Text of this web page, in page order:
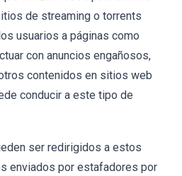
de streaming o torrents
usuarios a páginas como
con anuncios engañosos,
contenidos en sitios web
conducir a este tipo de
ser redirigidos a estos
enviados por estafadores por